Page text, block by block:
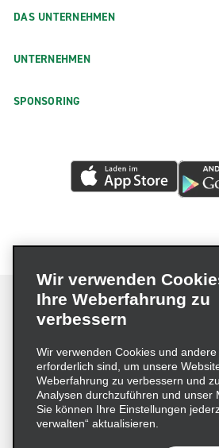
DAS UNTERNEHMEN
UNTERNEHMEN
SPONSORING
Impressum Nutzungsbedingungen
Cookie-Richtlinie
Lieferkettensorgfaltspflichtengesetz
Beschwerdeverfahren nach dem
Wir verwenden
Ihre Weberfahrung zu
verbessern
Wir verwenden Cookies und
erforderlich sind, um unsere
Weberfahrung zu verbessern und
Analysen durchzuführen und unser
Sie können Ihre Einstellungen
verwalten“ aktualisieren.